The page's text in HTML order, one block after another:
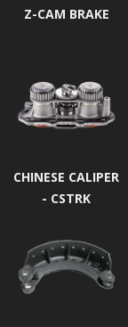
Z-CAM BRAKE
CHINESE CALIPER
- CSTRK